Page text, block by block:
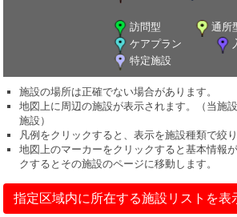
訪問型
通所
ケアプラン
特定施設
施設の場所は正確でない場合があります。
地図上に周辺の施設が表示されます。（当施
施設）
凡例をクリックすると、表示を施設種類で絞
地図上のマーカーをクリックすると基本情報
クするとその施設のページに移動します。
指定区域内に所在する施設リストを表